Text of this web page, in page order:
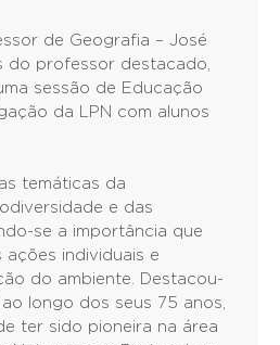
de Geografia – José
do professor destacado,
sessão de Educação
da LPN com alunos
temáticas da
e das
se a importância que
ações individuais e
do ambiente. Destacou-
longo dos seus 75 anos,
ter sido pioneira na área